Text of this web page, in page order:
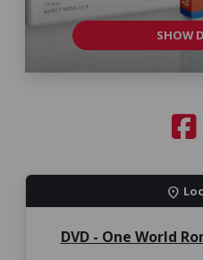
SHOW
location_on
DVD - One World